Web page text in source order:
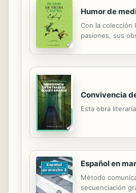
Humor de
Con la colección
pasiones, sus
Convivencia
Esta obra
Español en
Método
secuenciación